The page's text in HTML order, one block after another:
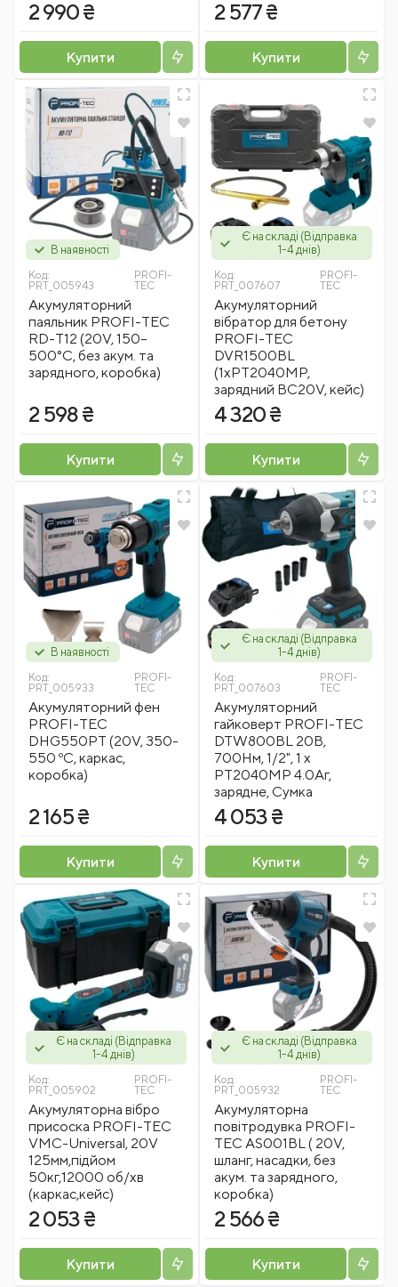
2 990 ₴
Купити
2 577 ₴
Купити
В наявності
Код:
PRT_005943
PROFI-
TEC
Акумуляторний
паяльник PROFI-TEC
RD-T12 (20V, 150–
500°C, без акум. та
зарядного, коробка)
2 598 ₴
Купити
Є на складі (Відправка
1-4 днів)
Код:
PRT_007607
PROFI-
TEC
Акумуляторний
вібратор для бетону
PROFI-TEC
DVR1500BL
(1хPT2040MP,
зарядний BC20V, кейс)
4 320 ₴
Купити
В наявності
Код:
PRT_005933
PROFI-
TEC
Акумуляторний фен
PROFI-TEC
DHG550PT (20V, 350-
550 ºС, каркас,
коробка)
2 165 ₴
Купити
Є на складі (Відправка
1-4 днів)
Код:
PRT_007603
PROFI-
TEC
Акумуляторний
гайковерт PROFI-TEC
DTW800BL 20В,
700Нм, 1/2", 1 х
PT2040MP 4.0Аг,
зарядне, Сумка
4 053 ₴
Купити
Є на складі (Відправка
1-4 днів)
Код:
PRT_005902
PROFI-
TEC
Акумуляторна вібро
присоска PROFI-TEC
VMC-Universal, 20V
125мм,підйом
50кг,12000 об/хв
(каркас,кейс)
2 053 ₴
Купити
Є на складі (Відправка
1-4 днів)
Код:
PRT_005932
PROFI-
TEC
Акумуляторна
повітродувка PROFI-
TEC AS001BL ( 20V,
шланг, насадки, без
акум. та зарядного,
коробка)
2 566 ₴
Купити